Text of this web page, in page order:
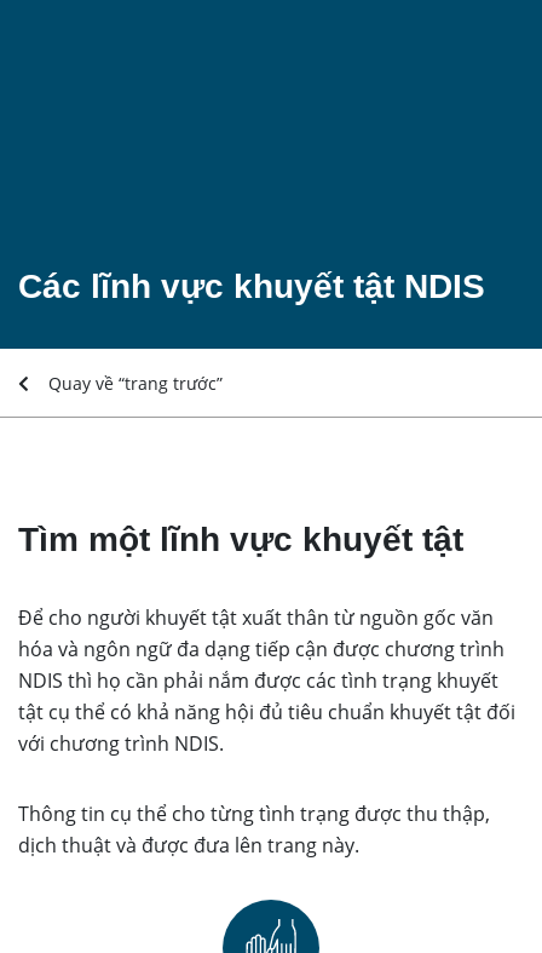
Các lĩnh vực khuyết tật NDIS
Quay về “trang trước”
Tìm một lĩnh vực khuyết tật
Để cho người khuyết tật xuất thân từ nguồn gốc văn
hóa và ngôn ngữ đa dạng tiếp cận được chương trình
NDIS thì họ cần phải nắm được các tình trạng khuyết
tật cụ thể có khả năng hội đủ tiêu chuẩn khuyết tật đối
với chương trình NDIS.
Thông tin cụ thể cho từng tình trạng được thu thập,
dịch thuật và được đưa lên trang này.